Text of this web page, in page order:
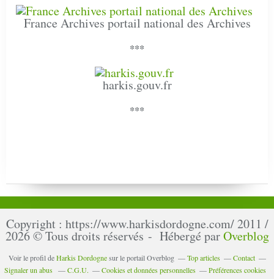
France Archives portail national des Archives
***
harkis.gouv.fr
***
Copyright : https://www.harkisdordogne.com/ 2011 /
2026 © Tous droits réservés - Hébergé parOverblog
Voir le profil deHarkis Dordognesur le portail Overblog Top articles
Contact
Signaler un abus
C.G.U. Cookies et données personnelles Préférences cookies